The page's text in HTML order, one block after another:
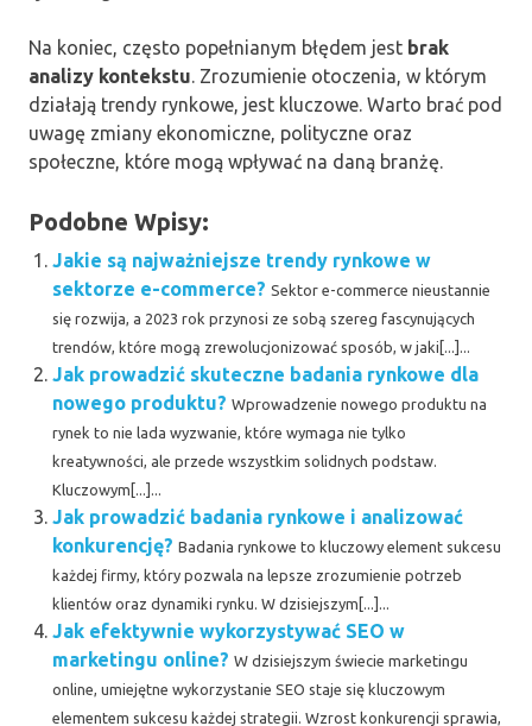
Na koniec, często popełnianym błędem jest brak
analizy kontekstu. Zrozumienie otoczenia, w którym
działają trendy rynkowe, jest kluczowe. Warto brać pod
uwagę zmiany ekonomiczne, polityczne oraz
społeczne, które mogą wpływać na daną branżę.
Podobne Wpisy:
Jakie są najważniejsze trendy rynkowe w
sektorze e-commerce? Sektor e-commerce nieustannie
się rozwija, a 2023 rok przynosi ze sobą szereg fascynujących
trendów, które mogą zrewolucjonizować sposób, w jaki[...]...
Jak prowadzić skuteczne badania rynkowe dla
nowego produktu? Wprowadzenie nowego produktu na
rynek to nie lada wyzwanie, które wymaga nie tylko
kreatywności, ale przede wszystkim solidnych podstaw.
Kluczowym[...]...
Jak prowadzić badania rynkowe i analizować
konkurencję? Badania rynkowe to kluczowy element sukcesu
każdej firmy, który pozwala na lepsze zrozumienie potrzeb
klientów oraz dynamiki rynku. W dzisiejszym[...]...
Jak efektywnie wykorzystywać SEO w
marketingu online? W dzisiejszym świecie marketingu
online, umiejętne wykorzystanie SEO staje się kluczowym
elementem sukcesu każdej strategii. Wzrost konkurencji sprawia,